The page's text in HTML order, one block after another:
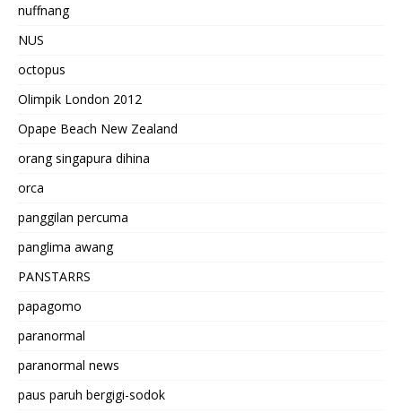
nuffnang
NUS
octopus
Olimpik London 2012
Opape Beach New Zealand
orang singapura dihina
orca
panggilan percuma
panglima awang
PANSTARRS
papagomo
paranormal
paranormal news
paus paruh bergigi-sodok